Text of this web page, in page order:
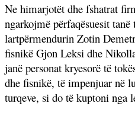
Ne himarjotët dhe fshatrat
ngarkojmë përfaqësuesit
lartpërmendurin Zotin
fisnikë Gjon Leksi dhe
janë personat kryesorë të
dhe fisnikë, të impenjuar në
turqeve, si do të kuptoni nga